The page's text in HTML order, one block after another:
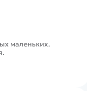
маленьких.